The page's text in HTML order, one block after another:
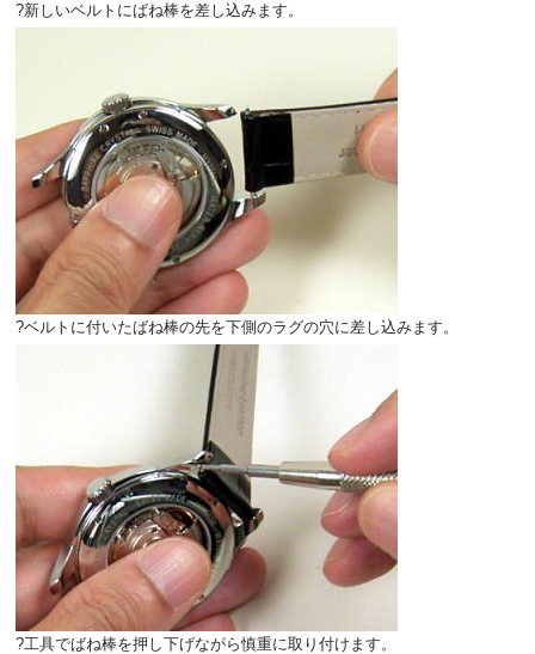
?新しいベルトにばね棒を差し込みます。
?ベルトに付いたばね棒の先を下側のラグの穴に差し込みます。
?工具でばね棒を押し下げながら慎重に取り付けます。